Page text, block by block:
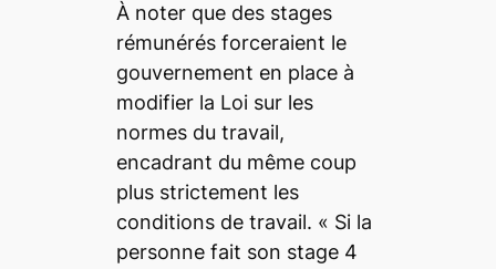
À noter que des stages
rémunérés forceraient le
gouvernement en place à
modifier la Loi sur les
normes du travail,
encadrant du même coup
plus strictement les
conditions de travail. « Si la
personne fait son stage 4